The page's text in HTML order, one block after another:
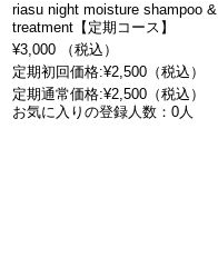
riasu night moisture shampoo &
treatment【定期コース】
¥3,000 （税込）
定期初回価格:¥2,500（税込）
定期通常価格:¥2,500（税込）
お気に入りの登録人数：0人